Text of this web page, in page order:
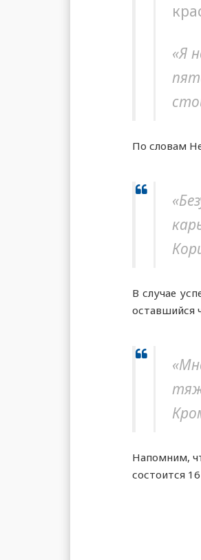
«Я
По словам
В случае
оставшийся
Напомним,
состоится